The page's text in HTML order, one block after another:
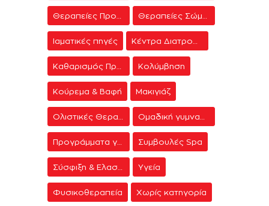
Ιαματικές πηγές
Κολύμβηση
Κούρεμα & Βαφή Μακιγιάζ
Συμβουλές Spa
Υγεία
Φυσικοθεραπεία Χωρίς κατηγορία